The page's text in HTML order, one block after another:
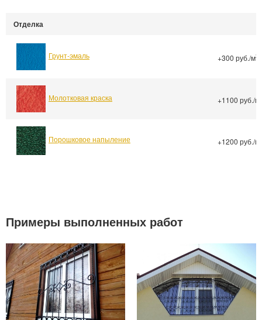
Отделка
Грунт-эмаль +300 руб./м2
Молотковая краска +1100 руб./м
Порошковое напыление +1200 руб./м
Примеры выполненных работ